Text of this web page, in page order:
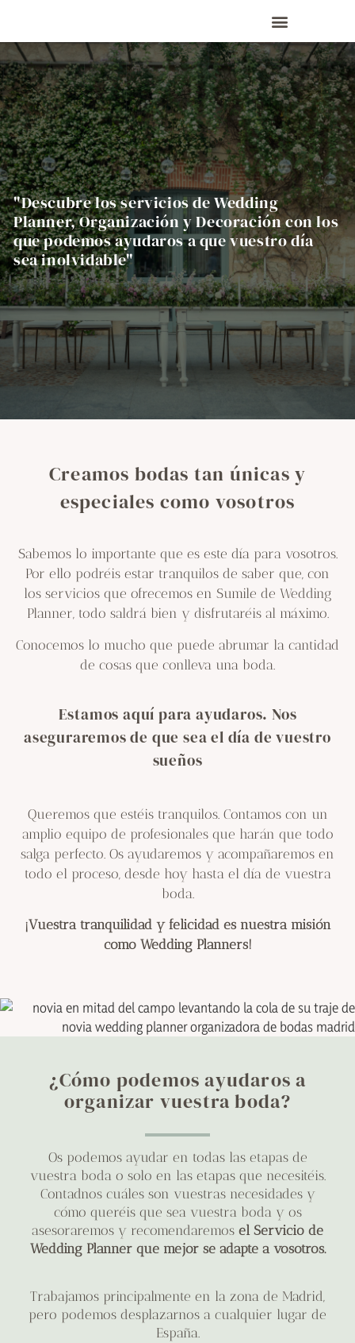
"Descubre los servicios de Wedding
Planner, Organización y Decoración con los
que podemos ayudaros a que vuestro día
sea inolvidable"
Creamos bodas tan únicas y
especiales como vosotros
Sabemos lo importante que es este día para vosotros.
Por ello podréis estar tranquilos de saber que, con
los servicios que ofrecemos en Sumile de Wedding
Planner, todo saldrá bien y disfrutaréis al máximo.
Conocemos lo mucho que puede abrumar la cantidad
de cosas que conlleva una boda.
Estamos aquí para ayudaros. Nos
aseguraremos de que seael día de vuestro
sueños
Queremos que estéis tranquilos. Contamos con un
amplio equipo de profesionales que harán que todo
salga perfecto. Os ayudaremos y acompañaremos en
todo el proceso, desde hoy hasta el día de vuestra
boda.
¡Vuestra tranquilidad y felicidad es nuestra misión
como Wedding Planners!
¿Cómo podemos ayudaros a
organizar vuestra boda?
Os podemos ayudar en todas las etapas de
vuestra boda o solo en las etapas que necesitéis.
Contadnos cuáles son vuestras necesidades y
cómo queréis que sea vuestra boda y os
asesoraremos y recomendaremos el Servicio de
Wedding Planner que mejor se adapte a vosotros.
Trabajamos principalmente en la zona de Madrid,
pero podemos desplazarnos a cualquier lugar de
España.